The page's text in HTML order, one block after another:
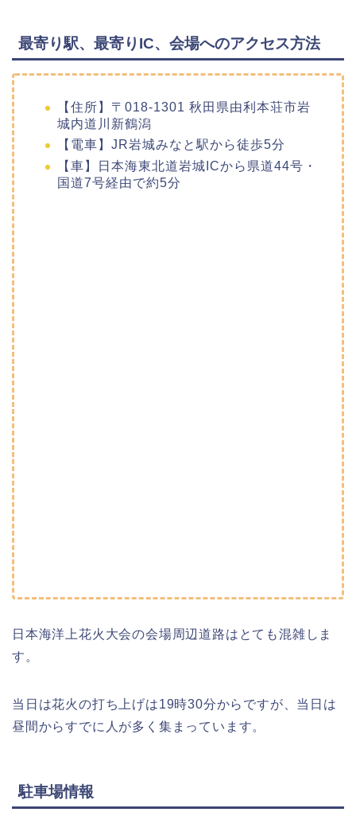
最寄り駅、最寄りIC、会場へのアクセス方法
【住所】〒018-1301 秋田県由利本荘市岩
城内道川新鶴潟
【電車】JR岩城みなと駅から徒歩5分
【車】日本海東北道岩城ICから県道44号・
国道7号経由で約5分
日本海洋上花火大会の会場周辺道路はとても混雑しま
す。
当日は花火の打ち上げは19時30分からですが、当日は
昼間からすでに人が多く集まっています。
駐車場情報